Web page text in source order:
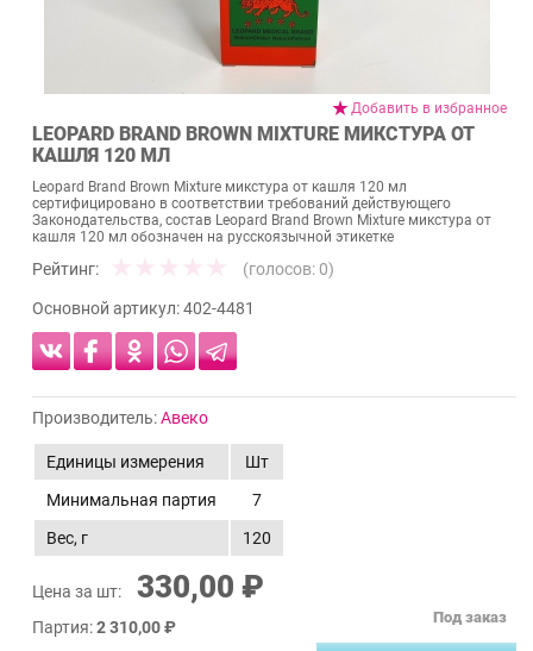
Добавить в избранное
LEOPARD BRAND BROWN MIXTURE МИКСТУРА ОТ
КАШЛЯ 120 МЛ
Leopard Brand Brown Mixture микстура от кашля 120 мл
сертифицировано в соответствии требований действующего
Законодательства, состав Leopard Brand Brown Mixture микстура от
кашля 120 мл обозначен на русскоязычной этикетке
Рейтинг: (голосов: 0)
Основной артикул:402-4481
Производитель:Авеко
Единицы измерения
Шт
Минимальная партия
7
Вес, г
120
Цена за шт: 330,00 ₽
Партия:2 310,00 ₽
Под заказ